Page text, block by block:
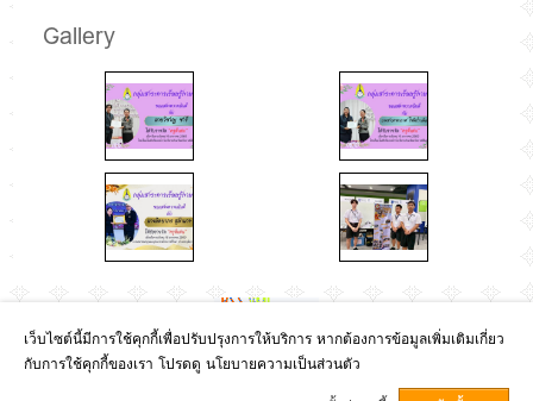
Gallery
Copyright © 2017กลุ่มบริหารวิชาการ
Kotchasan.com page process0.1944
เว็บไซต์นี้มีการใช้คุกกี้เพื่อปรับปรุงการให้บริการ หากต้องการข้อมูลเพิ่มเติมเกี่ยว
กับการใช้คุกกี้ของเรา โปรดดู นโยบายความเป็นส่วนตัว